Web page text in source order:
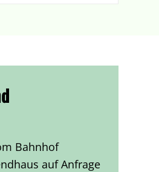
Bahnhof
auf Anfrage